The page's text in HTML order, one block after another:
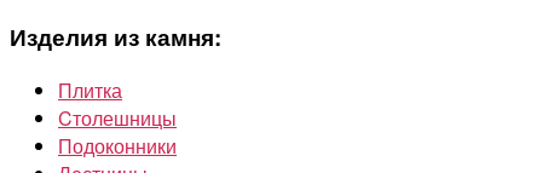
Изделия из камня:
Плитка
Cтолешницы
Подоконники